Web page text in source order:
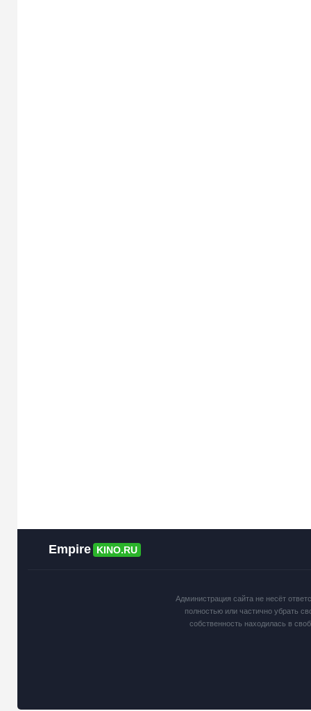
Empire KINO.RU
Администрация сайта не несёт
полностью или частично убрать
собственность находилась в